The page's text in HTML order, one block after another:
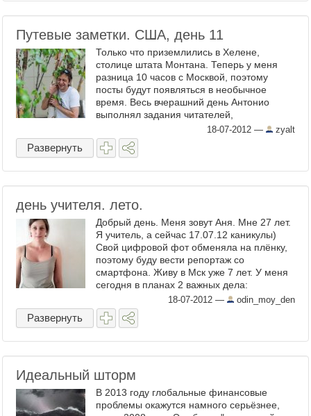
Путевые заметки. США, день 11
Только что приземлились в Хелене,
столице штата Монтана. Теперь у меня
разница 10 часов с Москвой, поэтому
посты будут появляться в необычное
время. Весь вчерашний день Антонио
выполнял задания читателей,
оставленные в прошлом посте . Поэтому ...
18-07-2012 — zyalt
Развернуть
день учителя. лето.
Добрый день. Меня зовут Аня. Мне 27 лет.
Я учитель, а сейчас 17.07.12 каникулы)
Свой цифровой фот обменяла на плёнку,
поэтому буду вести репортаж со
смартфона. Живу в Мск уже 7 лет. У меня
сегодня в планах 2 важных дела:
собеседование и репетиция. ...
18-07-2012 — odin_moy_den
Развернуть
Идеальный шторм
В 2013 году глобальные финансовые
проблемы окажутся намного серьёзнее,